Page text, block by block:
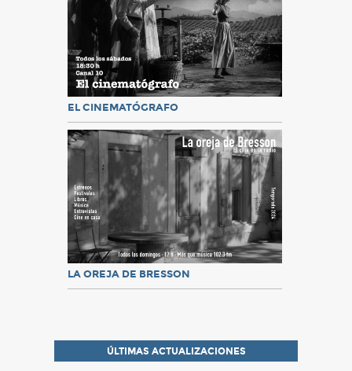
EL CINEMATÓGRAFO
LA OREJA DE BRESSON
ÚLTIMAS ACTUALIZACIONES